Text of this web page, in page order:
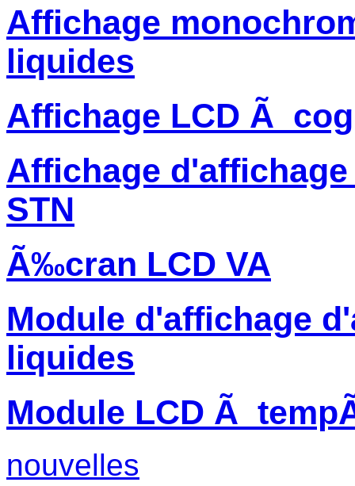
Affichage
liquides
Affichage LCD Ã cog
Affichage
STN
Ã‰cran LCD VA
Module d'affichage
liquides
Module LCD Ã
nouvelles